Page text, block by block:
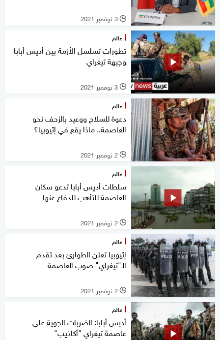
l 3 نوفمبر 2021
عالم
تطورات تسلسل الأزمة بين أديس أبابا
وجبهة تيغراي
l 3 نوفمبر 2021
عالم
دعوة للسلاح ووعيد بالزحف نحو
العاصمة.. ماذا يقع في إثيوبيا؟
l 2 نوفمبر 2021
عالم
سلطات أديس أبابا تدعو سكان
العاصمة للتأهب للدفاع عنها
l 2 نوفمبر 2021
عالم
إثيوبيا تعلن الطوارئ بعد تقدم
الـ"تيغراي" صوب العاصمة
l 2 نوفمبر 2021
عالم
أديس أبابا: الضربات الجوية على
عاصمة تيغراي "أكاذيب"